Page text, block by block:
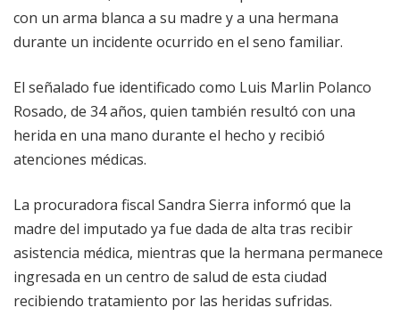
con un arma blanca a su madre y a una hermana
durante un incidente ocurrido en el seno familiar.
El señalado fue identificado como Luis Marlin Polanco
Rosado, de 34 años, quien también resultó con una
herida en una mano durante el hecho y recibió
atenciones médicas.
La procuradora fiscal Sandra Sierra informó que la
madre del imputado ya fue dada de alta tras recibir
asistencia médica, mientras que la hermana permanece
ingresada en un centro de salud de esta ciudad
recibiendo tratamiento por las heridas sufridas.